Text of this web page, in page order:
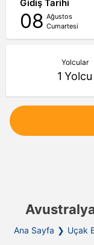
Gidiş Tarihi
08 Ağustos
Cumartesi
Yolcular
1 Yolcu
Ana Sayfa Uçak